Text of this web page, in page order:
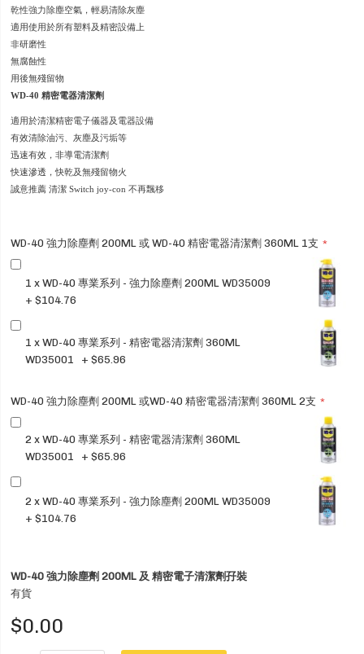
乾性強力除塵空氣，輕易清除灰塵
適用使用於所有塑料及精密設備上
非研磨性
無腐蝕性
用後無殘留物
WD-40 精密電器清潔劑
適用於清潔精密電子儀器及電器設備
有效清除油污、灰塵及污垢等
迅速有效，非導電清潔劑
快速滲透，快乾及無殘留物火
誠意推薦 清潔 Switch joy-con 不再飄移
WD-40 強力除塵劑 200ML 或 WD-40 精密電器清潔劑 360ML 1支
1 x WD-40 專業系列 - 強力除塵劑 200ML WD35009
+$104.76
1 x WD-40 專業系列 - 精密電器清潔劑 360ML
WD35001
+$65.96
WD-40 強力除塵劑 200ML 或WD-40 精密電器清潔劑 360ML 2支
2 x WD-40 專業系列 - 精密電器清潔劑 360ML
WD35001
+$65.96
2 x WD-40 專業系列 - 強力除塵劑 200ML WD35009
+$104.76
WD-40 強力除塵劑 200ML 及 精密電子清潔劑孖裝
有貨
$0.00